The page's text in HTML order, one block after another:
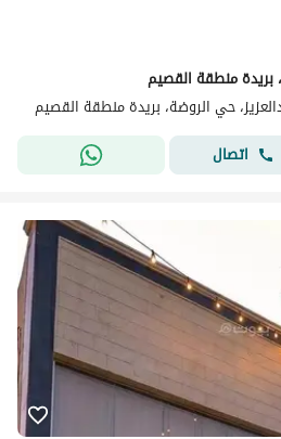
بريدة منطقة القصيم
حي الروضة، بريدة منطقة القصيم
اتصال